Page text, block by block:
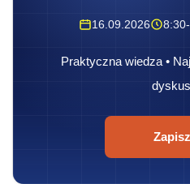
16.09.2026
Praktyczna wiedza •